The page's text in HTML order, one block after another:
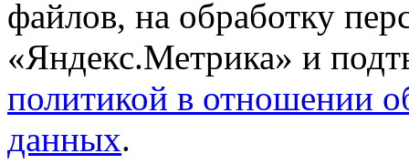
файлов, на обработку
«Яндекс.Метрика» и
политикой в отношении
данных.